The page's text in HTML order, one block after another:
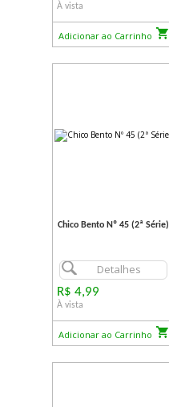
À vista
Adicionar ao Carrinho
Chico Bento Nº 45 (2ª Série)
Detalhes
R$ 4,99
À vista
Adicionar ao Carrinho